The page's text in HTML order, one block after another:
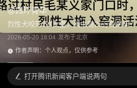
@四环青年
烈性犬咬死2岁女童，狗主赔25万免坐牢？
2026-05-20 18:04 发布于北京
作者声明：个人观点，仅供参考
打开腾讯新闻客户端说两句